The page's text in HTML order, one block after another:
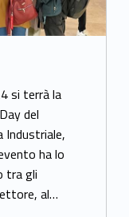
si terrà la
del
Industriale,
ha lo
tra gli
al…